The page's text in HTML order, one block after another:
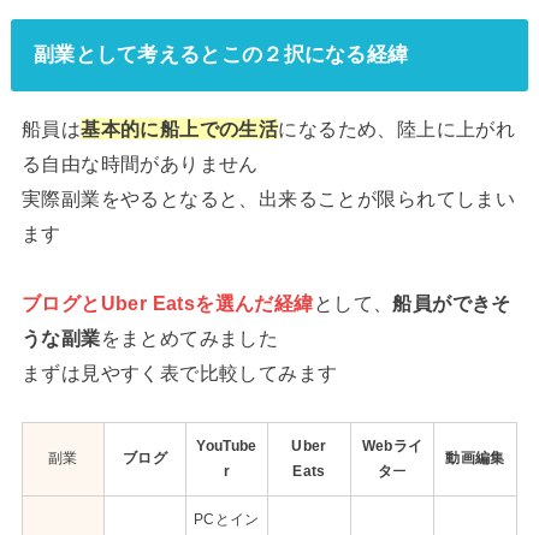
副業として考えるとこの２択になる経緯
船員は基本的に船上での生活になるため、陸上に上がれ
る自由な時間がありません
実際副業をやるとなると、出来ることが限られてしまい
ます
ブログとUber Eatsを選んだ経緯として、船員ができそ
うな副業をまとめてみました
まずは見やすく表で比較してみます
副業 ブログ
YouTube
r
Uber
Eats
Webライ
ター
動画編集
PCとイン